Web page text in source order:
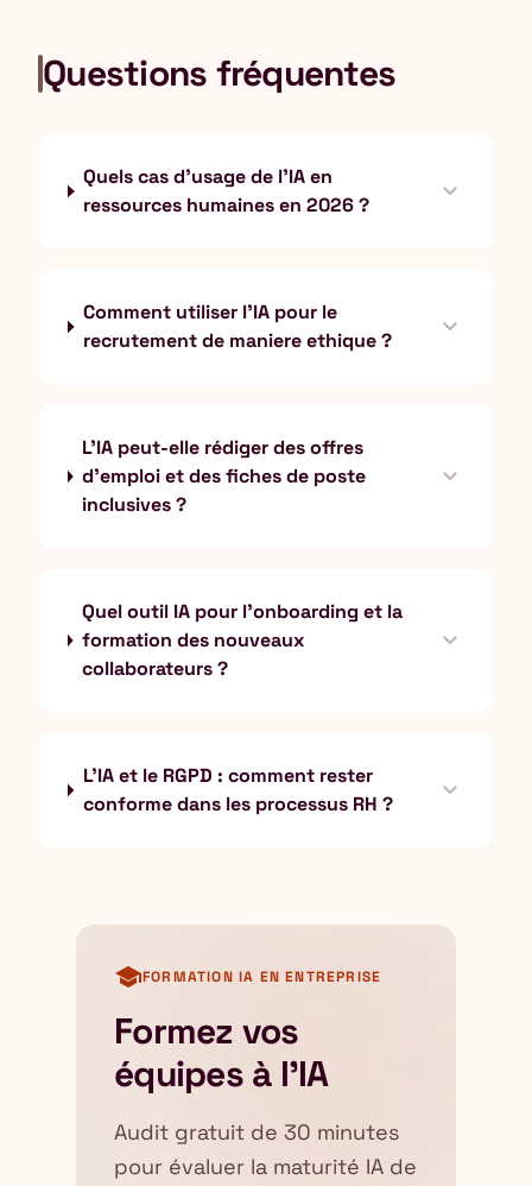
Questions fréquentes
Quels cas d'usage de l'IA en
ressources humaines en 2026 ?
expand_more
Comment utiliser l'IA pour le
recrutement de maniere ethique ?
expand_more
L'IA peut-elle rédiger des offres
d'emploi et des fiches de poste
inclusives ?
expand_more
Quel outil IA pour l'onboarding et la
formation des nouveaux
collaborateurs ?
expand_more
L'IA et le RGPD : comment rester
conforme dans les processus RH ?
expand_more
schoolFORMATION IA EN ENTREPRISE
Formez vos
équipes à l'IA
Audit gratuit de 30 minutes
pour évaluer la maturité IA de